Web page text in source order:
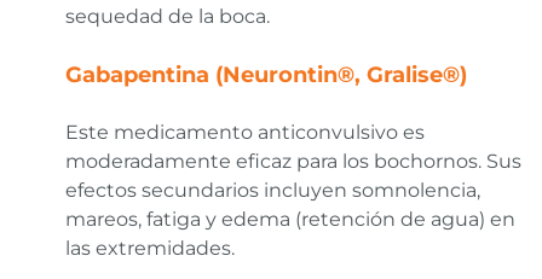
sequedad de la boca.
Gabapentina (Neurontin®, Gralise®)
Este medicamento anticonvulsivo es
moderadamente eficaz para los bochornos. Sus
efectos secundarios incluyen somnolencia,
mareos, fatiga y edema (retención de agua) en
las extremidades.